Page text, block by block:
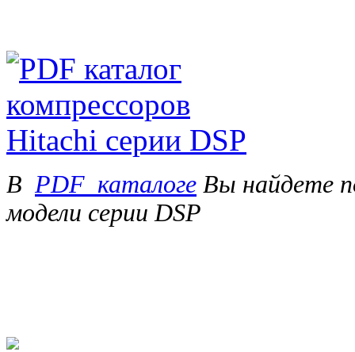
В PDF_каталоге Вы найдете
модели серии DSP